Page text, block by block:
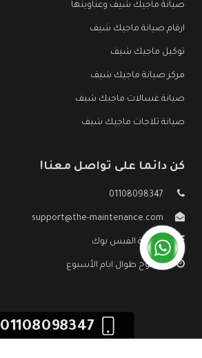
صيانة ماجيك شيف وعناوينها
ارقام صيانة ماجيك شيف
توكيل ماجيك شيف
مركز صيانة ماجيك شيف
صيانة غسالات ماجيك شيف
صيانة ثلاجات ماجيك شيف
كن دائما على تواصل معنا!
01108098347
support@the-maintenance.com
صفحة الفيس بوك
مفتوح طوال ايام الأسبوع
01108098347